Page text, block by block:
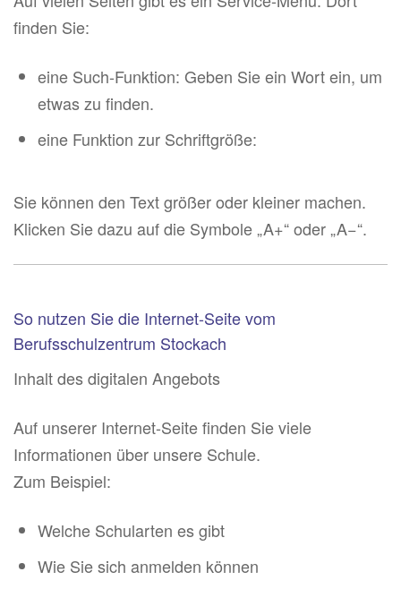
finden Sie:
eine Such-Funktion: Geben Sie ein Wort ein, um
etwas zu finden.
eine Funktion zur Schriftgröße:
Sie können den Text größer oder kleiner machen.
Klicken Sie dazu auf die Symbole „A+“ oder „A−“.
So nutzen Sie die Internet-Seite vom
Berufsschulzentrum Stockach
Inhalt des digitalen Angebots
Auf unserer Internet-Seite finden Sie viele
Informationen über unsere Schule.
Zum Beispiel:
Welche Schularten es gibt
Wie Sie sich anmelden können